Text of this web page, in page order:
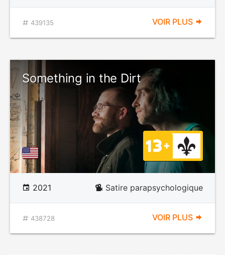
439135 VOIR PLUS
Something in the Dirt
2021 Satire parapsychologique
438728 VOIR PLUS